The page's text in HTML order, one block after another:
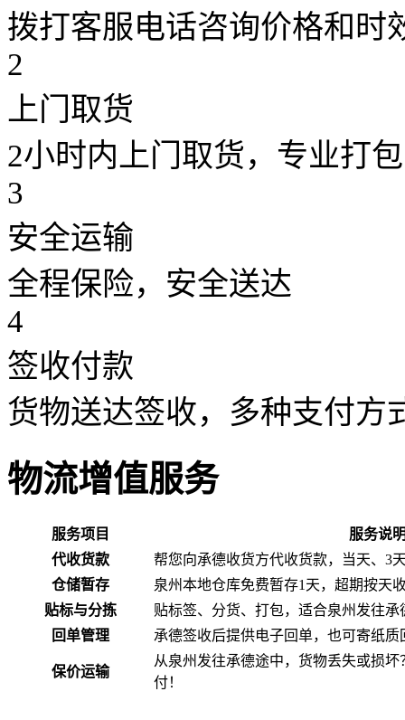
拨打客服电话咨询价格和时
2
上门取货
2小时内上门取货，专业打包
3
安全运输
全程保险，安全送达
4
签收付款
货物送达签收，多种支付方
物流增值服务
服务项目
服务说
代收货款
帮您向承德收货方代收货款，当天、3
仓储暂存
泉州本地仓库免费暂存1天，超期按天
贴标与分拣
贴标签、分货、打包，适合泉州发往
回单管理
承德签收后提供电子回单，也可寄纸质
保价运输
从泉州发往承德途中，货物丢失或损
付！